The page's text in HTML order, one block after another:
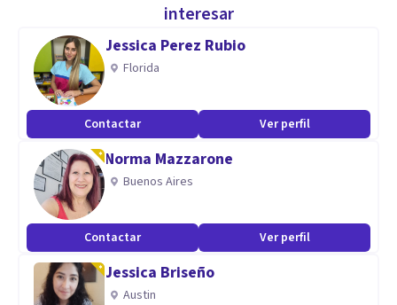
interesar
Jessica Perez Rubio
Florida
Contactar Ver perfil
Norma Mazzarone
Buenos Aires
Contactar Ver perfil
Jessica Briseño
Austin